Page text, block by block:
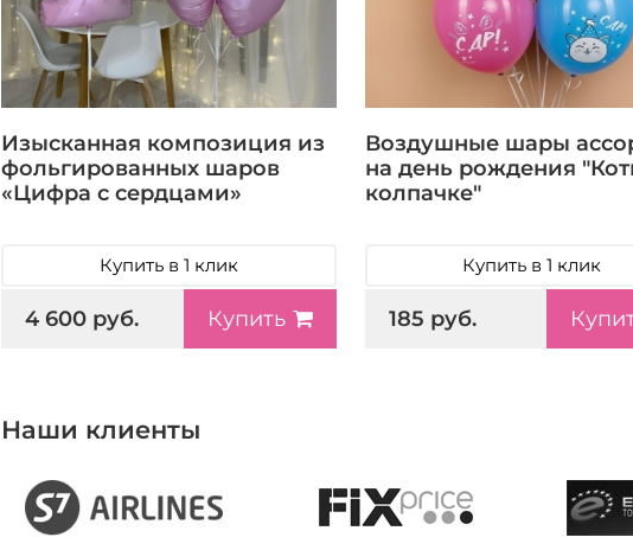
Изысканная композиция из
фольгированных шаров
«Цифра с сердцами»
Купить в 1 клик
4 600 руб. Купить
Воздушные шары
на день рождения
колпачке"
Купить в 1 клик
185 руб.
Наши клиенты